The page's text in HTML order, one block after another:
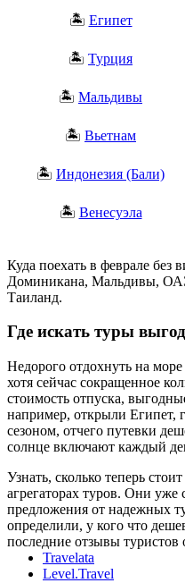
🏝️ Египет
🏝️ Турция
🏝️ Мальдивы
🏝️ Вьетнам
🏝️ Индонезия (Бали)
🏝️ Венесуэла
Куда поехать в феврале без
Доминикана, Мальдивы,
Таиланд.
Где искать туры
Недорого отдохнуть на
хотя сейчас сокращенное
стоимость отпуска,
например, открыли Египет,
сезоном, отчего путевки
солнце включают каждый
Узнать, сколько теперь
агрегаторах туров. Они уже
предложения от надежных
определили, у кого что
последние отзывы туристов
Travelata
Level.Travel